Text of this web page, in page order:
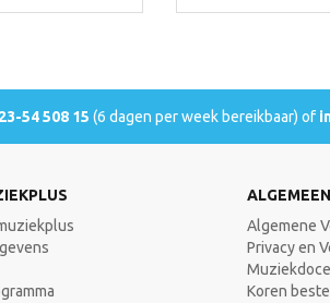
54 508 15 (6 dagen per week bereikbaar) of
ALGEMEEN
Algemene
Privacy en
Koren